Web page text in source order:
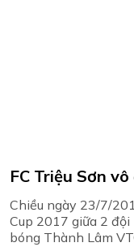
FC Triệu Sơn
Chiều ngày 23/7/
Cup 2017 giữa 2 đội
bóng Thành Lâm